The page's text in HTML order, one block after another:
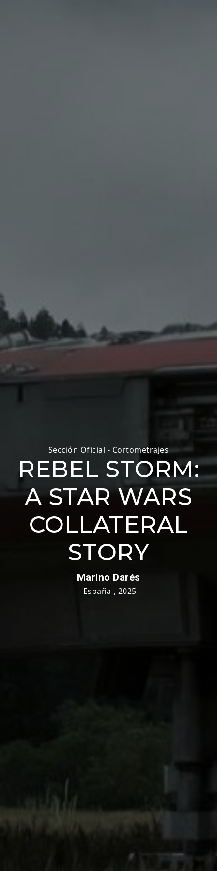
Sección Oficial - Cortometrajes
REBEL STORM:
A STAR WARS
COLLATERAL
STORY
Marino Darés
España , 2025